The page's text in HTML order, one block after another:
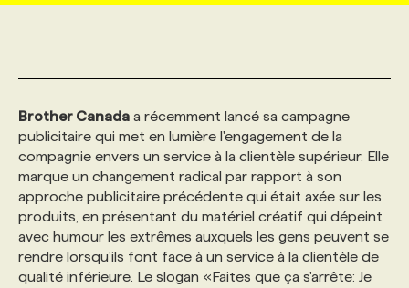
INITIATIVES NUMÉRIQUES
PRIX ET DISTINCTIONS
TENDANCES
MARKETING DURABLE
GEO/SEO
ÉVÉNEMENTIEL
INFOLETTRE PUBLICITÉ
ANNONCEZ AVEC NOUS
PROFIL ENTREPRISE
FAQ
ANNONCEZ AVEC NOUS
PROFIL CANDIDAT
FAQ
ANNONCEZ AVEC NOUS
NOS FORMATIONS EN LIGNE
NOS PARCOURS DE FORMATIONS
FORMATIONS PERSONNALISÉES
NOS FORMATEUR‧RICES
CHASSE DE TÊTE
SERVICE DE CHASSE DE TÊTE
NOS TARIFS
NOS EXPERTISES
Brother Canada a récemment lancé sa campagne
publicitaire qui met en lumière l'engagement de la
compagnie envers un service à la clientèle supérieur. Elle
marque un changement radical par rapport à son
approche publicitaire précédente qui était axée sur les
produits, en présentant du matériel créatif qui dépeint
avec humour les extrêmes auxquels les gens peuvent se
rendre lorsqu'ils font face à un service à la clientèle de
qualité inférieure. Le slogan «Faites que ça s'arrête: Je